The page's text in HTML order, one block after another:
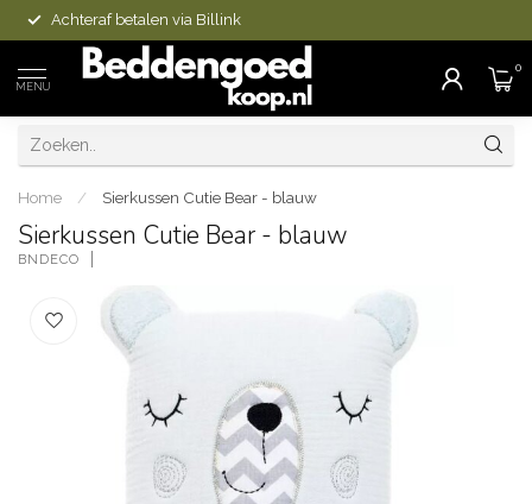
Achteraf betalen via Billink
MENU
0
Home / Sierkussen Cutie Bear - blauw
Sierkussen Cutie Bear - blauw
BNDECO